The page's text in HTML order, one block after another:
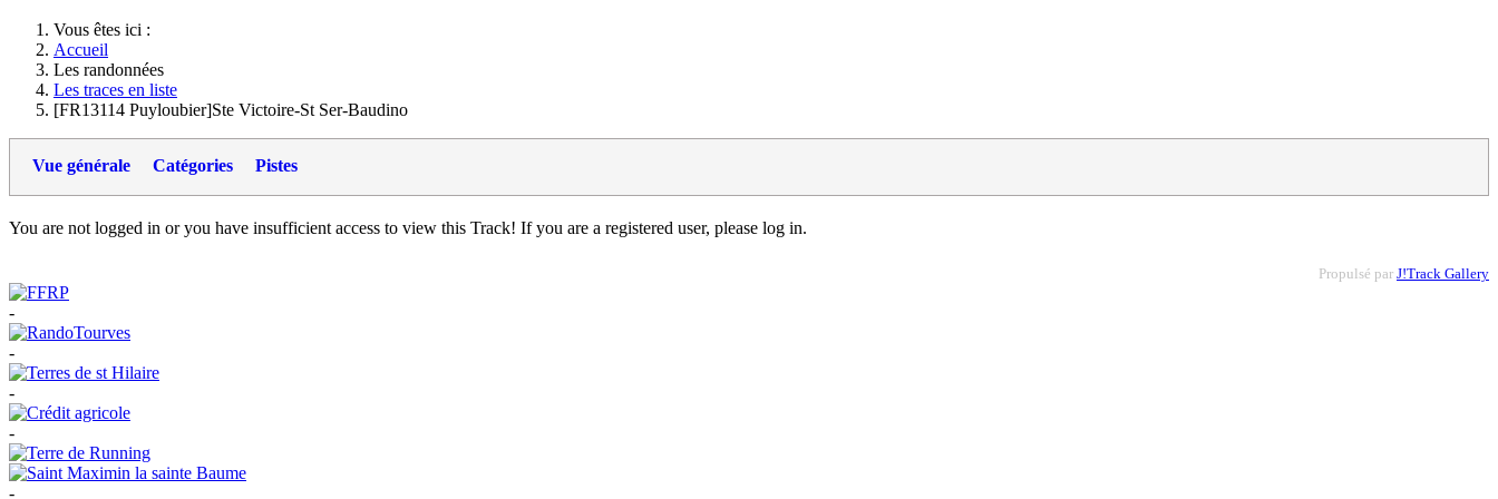
Vous êtes ici :
Accueil
Les randonnées
Les traces en liste
[FR13114 Puyloubier]Ste Victoire-St Ser-Baudino
Vue générale Catégories Pistes
You are not logged in or you have insufficient access to view this Track! If you are a registered user, please log in.
Propulsé par J!Track Gallery
-
-
-
-
-